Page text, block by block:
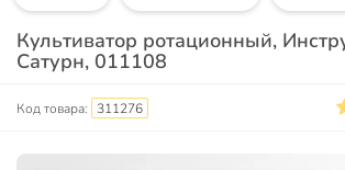
Культиватор ротационный,
Сатурн, 011108
Код товара: 311276